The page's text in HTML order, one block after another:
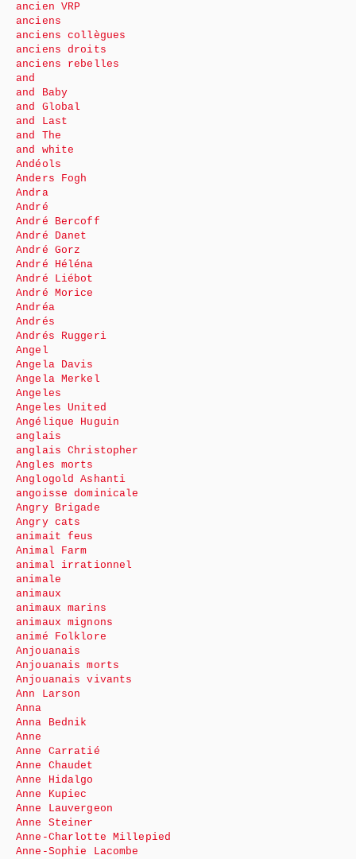
ancien VRP
anciens
anciens collègues
anciens droits
anciens rebelles
and
and Baby
and Global
and Last
and The
and white
Andéols
Anders Fogh
Andra
André
André Bercoff
André Danet
André Gorz
André Héléna
André Liébot
André Morice
Andréa
Andrés
Andrés Ruggeri
Angel
Angela Davis
Angela Merkel
Angeles
Angeles United
Angélique Huguin
anglais
anglais Christopher
Angles morts
Anglogold Ashanti
angoisse dominicale
Angry Brigade
Angry cats
animait feus
Animal Farm
animal irrationnel
animale
animaux
animaux marins
animaux mignons
animé Folklore
Anjouanais
Anjouanais morts
Anjouanais vivants
Ann Larson
Anna
Anna Bednik
Anne
Anne Carratié
Anne Chaudet
Anne Hidalgo
Anne Kupiec
Anne Lauvergeon
Anne Steiner
Anne-Charlotte Millepied
Anne-Sophie Lacombe